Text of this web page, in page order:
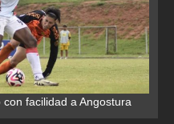
facilidad a Angostura